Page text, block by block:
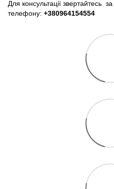
Для консультації звертайтесь
телефону: +380964154554